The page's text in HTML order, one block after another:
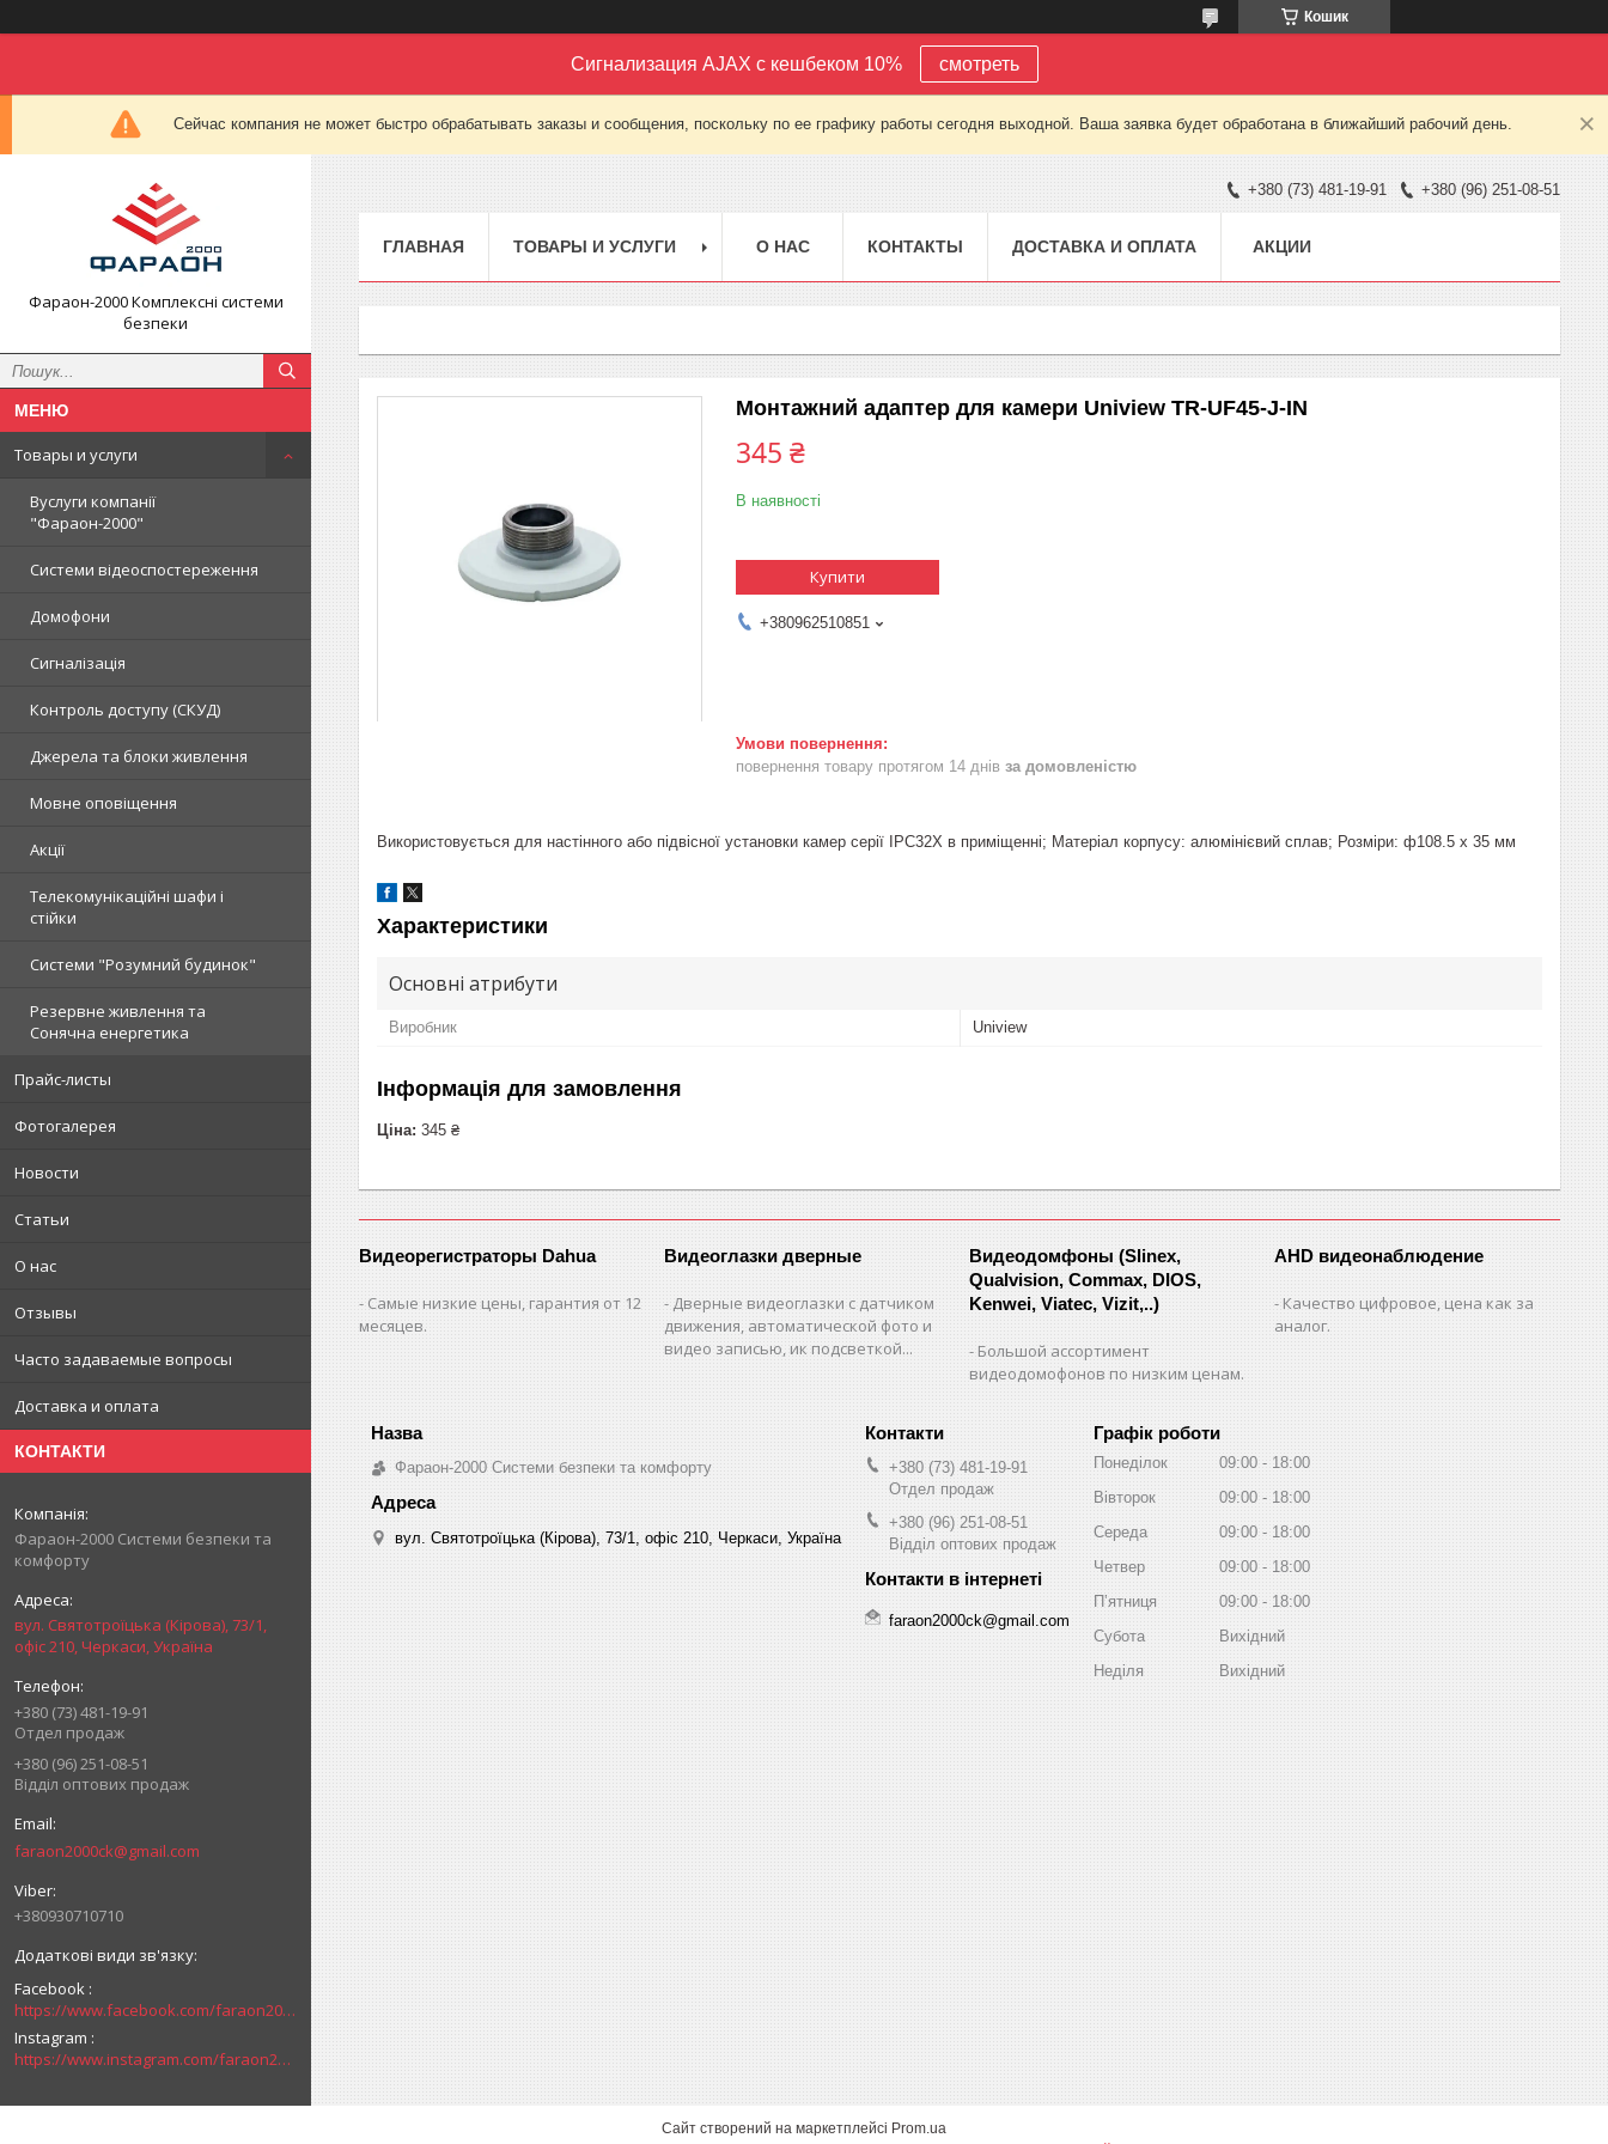
Кошик
Сигнализация AJAX с кешбеком 10% смотреть
Сейчас компания не может быстро обрабатывать заказы и сообщения, поскольку по ее графику работы сегодня выходной. Ваша заявка будет обработана в ближайший рабочий день.
Фараон-2000 Комплексні системи
безпеки
Товары и услуги
Вуслуги компанії
"Фараон-2000"
Системи відеоспостереження
Домофони
Сигналізація
Контроль доступу (СКУД)
Джерела та блоки живлення
Мовне оповіщення
Акції
Телекомунікаційні шафи і
стійки
Системи "Розумний будинок"
Резервне живлення та
Сонячна енергетика
Прайс-листы
Фотогалерея
Новости
Статьи
О нас
Отзывы
Часто задаваемые вопросы
Доставка и оплата
КОНТАКТИ
Фараон-2000 Системи безпеки та
комфорту
вул. Святотроїцька (Кірова), 73/1,
офіс 210, Черкаси, Україна
+380 (73) 481-19-91
Отдел продаж
+380 (96) 251-08-51
Відділ оптових продаж
faraon2000ck@gmail.com
+380930710710
Facebook
https://www.facebook.com/faraon2000ck/
Instagram
https://www.instagram.com/faraon2000com/
+380 (73) 481-19-91 +380 (96) 251-08-51
ГЛАВНАЯ ТОВАРЫ И УСЛУГИ О НАС КОНТАКТЫ ДОСТАВКА И ОПЛАТА АКЦИИ
Монтажний адаптер для камери Uniview TR-UF45-J-IN
345 ₴
В наявності
Купити
+380962510851
повернення товару протягом 14 днів за домовленістю
Використовується для настінного або підвісної установки камер серії IPC32X в приміщенні; Матеріал корпусу: алюмінієвий сплав; Розміри: ф108.5 x 35 мм
Характеристики
Основні атрибути
Виробник Uniview
Інформація для замовлення
Ціна: 345 ₴
Видеорегистраторы Dahua
Самые низкие цены, гарантия от 12
месяцев.
Видеоглазки дверные
Дверные видеоглазки с датчиком
движения, автоматической фото и
видео записью, ик подсветкой...
Видеодомфоны (Slinex,
Qualvision, Commax, DIOS,
Kenwei, Viatec, Vizit,..)
Большой ассортимент
видеодомофонов по низким ценам.
AHD видеонаблюдение
Качество цифровое, цена как за
аналог.
Фараон-2000 Системи безпеки та комфорту
вул. Святотроїцька (Кірова), 73/1, офіс 210, Черкаси, Україна
+380 (73) 481-19-91
Отдел продаж
+380 (96) 251-08-51
Відділ оптових продаж
faraon2000ck@gmail.com
Графік роботи
Понеділок 09:00
18:00
Вівторок
09:00
18:00
Середа
09:00
18:00
Четвер
09:00
18:00
Пʼятниця
09:00
18:00
Субота
Вихідний
Неділя
Вихідний
Сайт створений на маркетплейсі Prom.ua